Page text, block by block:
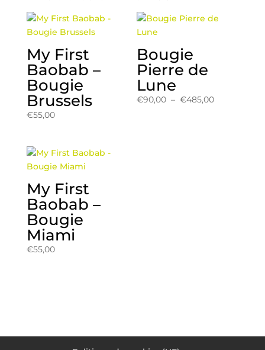
My First
Baobab –
Bougie
Brussels
€55,00
Bougie
Pierre de
Lune
€90,00 – €485,00Plage
My First
Baobab –
Bougie
Miami
€55,00